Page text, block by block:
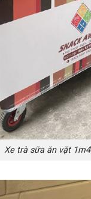
Xe trà sữa ăn vặt 1m4